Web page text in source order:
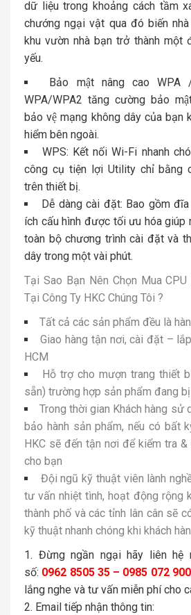
dữ liệu trong khoảng cách tầm
chướng ngại vật qua đó biến
khu vườn nhà bạn trở thành một
yếu.
Bảo mật nâng cao WPA
WPA/WPA2 tăng cường bảo
bảo vệ mạng không dây của bạn
hiểm bên ngoài.
WPS: Kết nối Wi-Fi nhanh
công cụ tiện lợi Utility chỉ bằng
trên thiết bị.
Dễ dàng cài đặt: Bao gồm
ích cấu hình được tối ưu hóa giúp
toàn bộ chương trình cài đặt và
dây trong một vài phút.
Tại Sao Bạn Nên Chọn Mua
Tại Công Ty HKC Chúng Tôi ?
Tất cả các sản phẩm đều là
Giao hàng tận nơi, cài đặt –
HCM
Hỗ trợ cho mượn trang thiết
sẵn) trường hợp sản phẩm đang
Trong thời gian Khách hàng sử
bảo hành sản phẩm, nếu có bất
HKC sẽ đến tận nơi để kiểm tra
cho bạn
Đội ngũ kỹ thuật viên lành
tư vấn nhiệt tình, hoạt động rộng
thành phố và các tỉnh lân cân sẽ
kỹ thuật nhanh chóng khi khách
Đừng ngần ngại hãy liên hệ
số: 0962 8505 35 – 0985 072 900
lắng nghe và tư vấn miễn phí cho
Email tiếp nhận thông tin: